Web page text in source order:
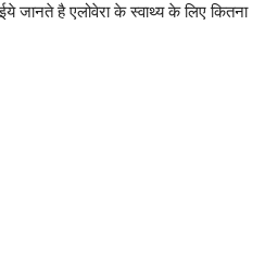
जानते है एलोवेरा के स्वाथ्य के लिए कितना